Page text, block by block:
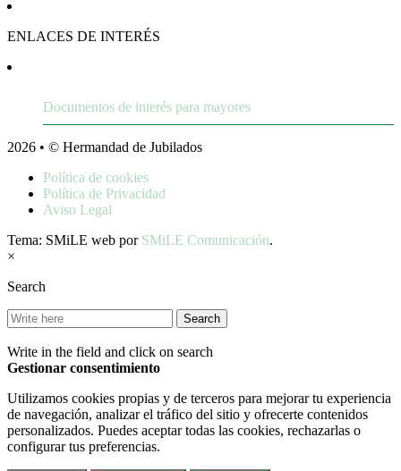
ENLACES DE INTERÉS
Documentos de interés para mayores
2026 • © Hermandad de Jubilados
Política de cookies
Política de Privacidad
Aviso Legal
Tema: SMiLE web por SMiLE Comunicación.
×
Search
Write in the field and click on search
Gestionar consentimiento
Utilizamos cookies propias y de terceros para mejorar tu experiencia
de navegación, analizar el tráfico del sitio y ofrecerte contenidos
personalizados. Puedes aceptar todas las cookies, rechazarlas o
configurar tus preferencias.